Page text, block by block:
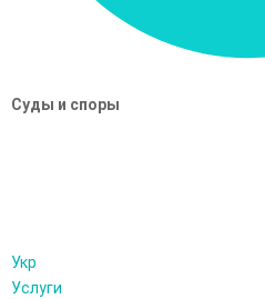
Суды и споры
Укр
Услуги